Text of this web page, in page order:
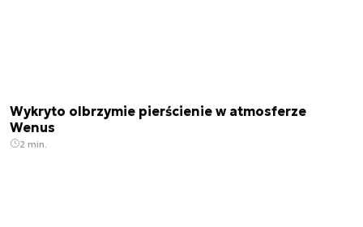
Wykryto olbrzymie pierścienie w atmosferze
Wenus
2 min.